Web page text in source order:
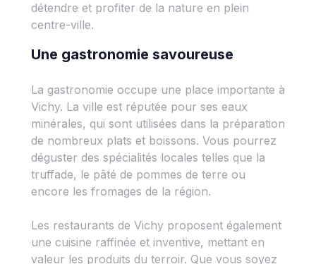
détendre et profiter de la nature en plein
centre-ville.
Une gastronomie savoureuse
La gastronomie occupe une place importante à
Vichy. La ville est réputée pour ses eaux
minérales, qui sont utilisées dans la préparation
de nombreux plats et boissons. Vous pourrez
déguster des spécialités locales telles que la
truffade, le pâté de pommes de terre ou
encore les fromages de la région.
Les restaurants de Vichy proposent également
une cuisine raffinée et inventive, mettant en
valeur les produits du terroir. Que vous soyez